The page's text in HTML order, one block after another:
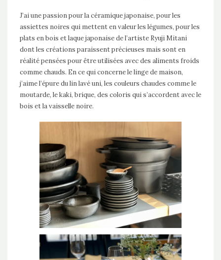
J’ai une passion pour la céramique japonaise, pour les
assiettes noires qui mettent en valeur les légumes, pour les
plats en bois et laque japonaise de l’artiste Ryuji Mitani
dont les créations paraissent précieuses mais sont en
réalité pensées pour être utilisées avec des aliments froids
comme chauds. En ce qui concerne le linge de maison,
j’aime l’épure du lin lavé uni, les couleurs chaudes comme le
moutarde, le kaki, brique, des coloris qui s’accordent avec le
bois et la vaisselle noire.